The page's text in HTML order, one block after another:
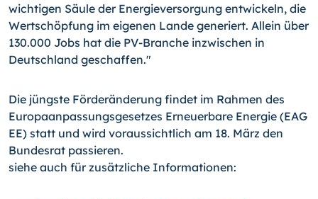
wichtigen Säule der Energieversorgung entwickeln, die
Wertschöpfung im eigenen Lande generiert. Allein über
130.000 Jobs hat die PV-Branche inzwischen in
Deutschland geschaffen."
Die jüngste Förderänderung findet im Rahmen des
Europaanpassungsgesetzes Erneuerbare Energie (EAG
EE) statt und wird voraussichtlich am 18. März den
Bundesrat passieren.
siehe auch für zusätzliche Informationen: